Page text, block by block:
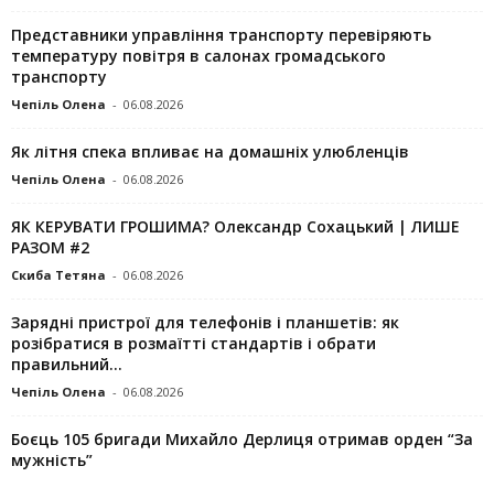
Представники управління транспорту перевіряють
температуру повітря в салонах громадського
транспорту
Чепіль Олена - 06.08.2026
Як літня спека впливає на домашніх улюбленців
Чепіль Олена - 06.08.2026
ЯК КЕРУВАТИ ГРОШИМА? Олександр Сохацький | ЛИШЕ
РАЗОМ #2
Скиба Тетяна - 06.08.2026
Зарядні пристрої для телефонів і планшетів: як
розібратися в розмаїтті стандартів і обрати
правильний...
Чепіль Олена - 06.08.2026
Боєць 105 бригади Михайло Дерлиця отримав орден “За
мужність”